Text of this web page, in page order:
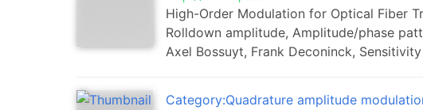
High-Order Modulation for Optical Fiber
Rolldown amplitude, Amplitude/phase
Axel Bossuyt, Frank Deconinck,
Category:Quadrature amplitude